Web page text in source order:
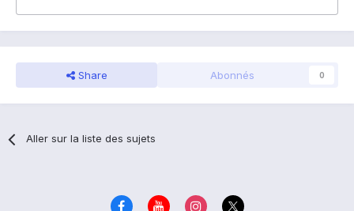
Share Abonnés 0
Aller sur la liste des sujets